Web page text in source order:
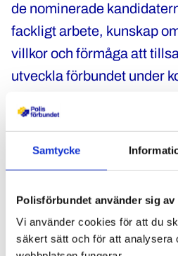
Samtycke
Polisförbundet använder sig av
Vi använder cookies för att du
säkert sätt och för att analysera
de nominerade
fackligt arbete, kunskap
villkor och förmåga att
utveckla förbundet under
Valberedningen bedömer
styrelsen som helhet har
driva Polisförbundets
perioden 2026–2030.